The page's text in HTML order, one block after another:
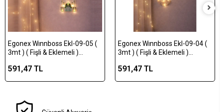
Egonex Wınnboss Ekl-09-05 (
3mt ) ( Fişli & Eklemeli )
Perde Led ( Yeşil Cami & Yıldız
591,47 TL
Egonex Wınnboss Ekl-09-04 (
3mt ) ( Fişli & Eklemeli )
Perde Led ( Sarı Beyaz
591,47 TL